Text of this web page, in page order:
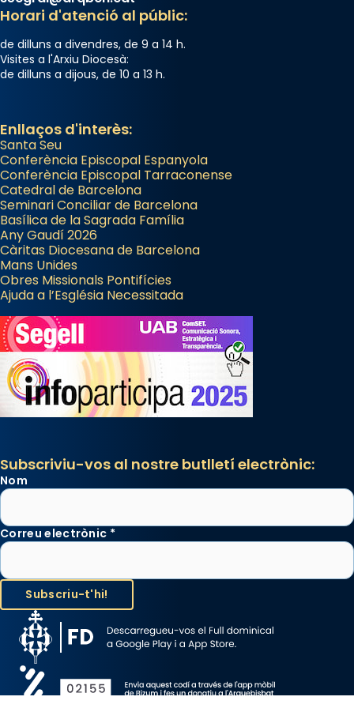
Horari d'atenció al públic:
de dilluns a divendres, de 9 a 14 h.
Visites a l'Arxiu Diocesà:
de dilluns a dijous, de 10 a 13 h.
Enllaços d'interès:
Santa Seu
Conferència Episcopal Espanyola
Conferència Episcopal Tarraconense
Catedral de Barcelona
Seminari Conciliar de Barcelona
Basílica de la Sagrada Família
Any Gaudí 2026
Càritas Diocesana de Barcelona
Mans Unides
Obres Missionals Pontifícies
Ajuda a l’Església Necessitada
Subscriviu-vos al nostre butlletí electrònic:
Nom
Correu electrònic *